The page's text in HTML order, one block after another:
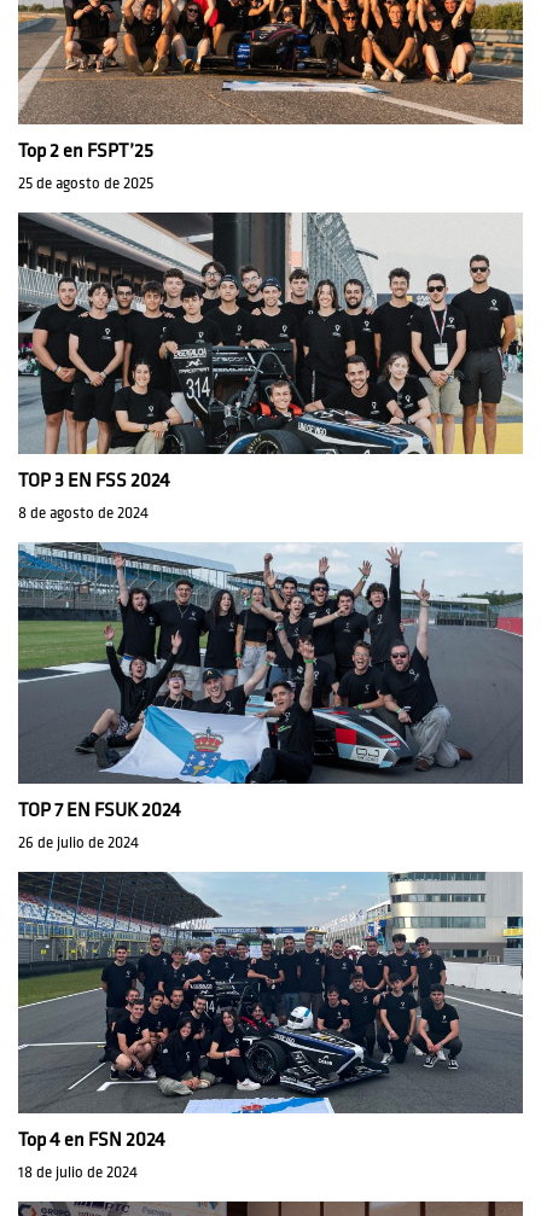
Top 2 en FSPT’25
25 de agosto de 2025
TOP 3 EN FSS 2024
8 de agosto de 2024
TOP 7 EN FSUK 2024
26 de julio de 2024
Top 4 en FSN 2024
18 de julio de 2024